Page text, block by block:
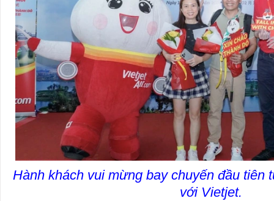
Hành khách vui mừng bay chuyến đầu tiên
với Vietjet.